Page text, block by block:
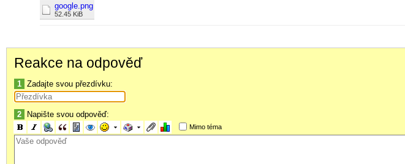
google.png
52.45 KiB
Reakce na odpověď
1 Zadajte svou přezdívku:
2 Napište svou odpověď:
Mimo téma